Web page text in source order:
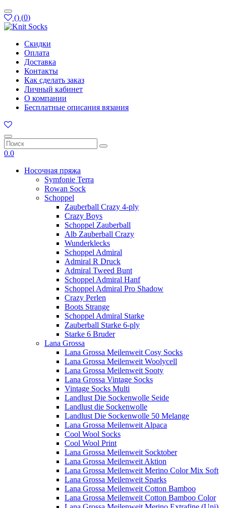
() (0)
Скидки
Оплата
Доставка
Контакты
Как сделать заказ
Личный кабинет
О компании
Бесплатные описания вязания
0.0
Носочная пряжа
Symfonie Terra
Rowan Sock
Schoppel
Zauberball Crazy 4-ply
Crazy Boys
Schoppel Zauberball
Alb Zauberball Crazy
Wunderklecks
Schoppel Admiral
Admiral R Druck
Admiral Tweed Bunt
Schoppel Admiral Hanf
Schoppel Admiral Pro Shadow
Crazy Perlen
Boots Strange
Schoppel Admiral Starke
Zauberball Starke 6-ply
Starke 6 Bruder
Lana Grossa
Lana Grossa Meilenweit Cosy Socks
Lana Grossa Meilenweit Woolycell
Lana Grossa Meilenweit Sooty
Lana Grossa Vintage Socks
Vintage Socks Multi
Landlust Die Sockenwolle Seide
Landlust die Sockenwolle
Landlust Die Sockenwolle 50 Melange
Lana Grossa Meilenweit Alpaca
Cool Wool Socks
Cool Wool Print
Lana Grossa Meilenweit Socktober
Lana Grossa Meilenweit Aktion
Lana Grossa Meilenweit Merino Color Mix Soft
Lana Grossa Meilenweit Sparks
Lana Grossa Meilenweit Cotton Bamboo
Lana Grossa Meilenweit Cotton Bamboo Color